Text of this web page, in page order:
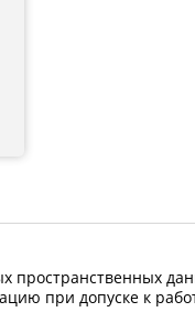
пространственных
при допуске к